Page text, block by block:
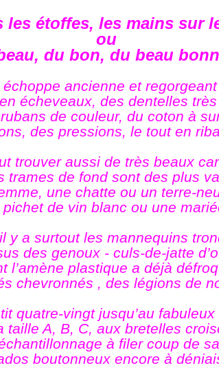
les étoffes, les mains sur
ou
du bon, du beau
échoppe ancienne et regorgeant
écheveaux, des dentelles
de couleur, du coton à
des pressions, le tout en
trouver aussi de très beaux
trames de fond sont des plus
une chatte ou un terre-
pichet de vin blanc ou une
y a surtout les mannequins
des genoux - culs-de-jatte
l’amène plastique a déjà
chevronnés , des légions de
quatre-vingt jusqu’au fabuleux
taille A, B, C, aux bretelles
à filer coup de
boutonneux encore à